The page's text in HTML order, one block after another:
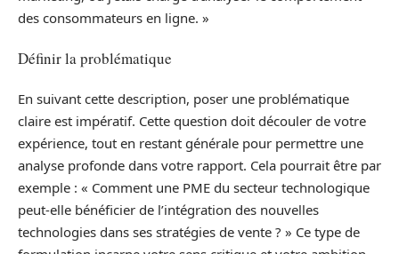
des consommateurs en ligne. »
Définir la problématique
En suivant cette description, poser une problématique
claire est impératif. Cette question doit découler de votre
expérience, tout en restant générale pour permettre une
analyse profonde dans votre rapport. Cela pourrait être par
exemple : « Comment une PME du secteur technologique
peut-elle bénéficier de l’intégration des nouvelles
technologies dans ses stratégies de vente ? » Ce type de